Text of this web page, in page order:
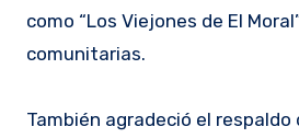
como “Los Viejones de El
comunitarias.
También agradeció el respaldo